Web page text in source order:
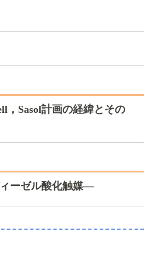
Sasol計画の経緯とその
ーゼル酸化触媒―